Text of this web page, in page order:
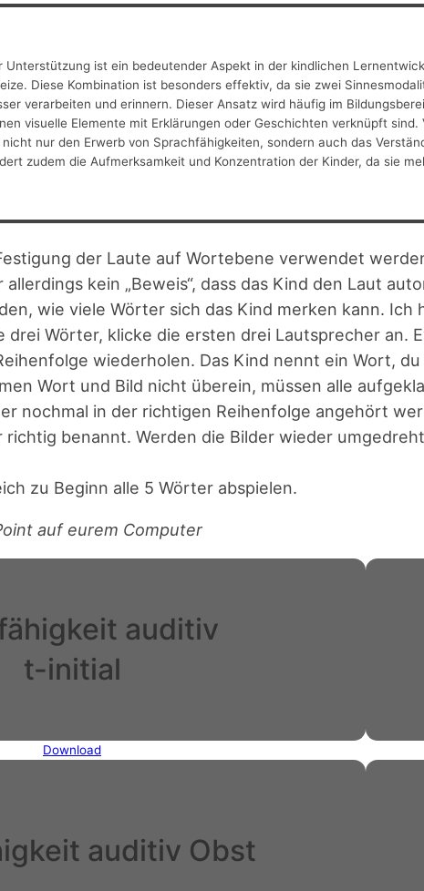
ist ein bedeutender Aspekt in der kindlichen
Diese Kombination ist besonders effektiv, da sie zwei
verarbeiten und erinnern. Dieser Ansatz wird häufig im
visuelle Elemente mit Erklärungen oder Geschichten verknüpft
nur den Erwerb von Sprachfähigkeiten, sondern auch das
zudem die Aufmerksamkeit und Konzentration der Kinder, da sie
der Laute auf Wortebene verwendet
kein „Beweis“, dass das Kind den Laut
wie viele Wörter sich das Kind merken kann.
drei Wörter, klicke die ersten drei Lautsprecher an.
wiederholen. Das Kind nennt ein Wort,
Wort und Bild nicht überein, müssen alle
nochmal in der richtigen Reihenfolge angehört
richtig benannt. Werden die Bilder wieder
zu Beginn alle 5 Wörter abspielen.
auf eurem Computer
auditiv
t-initial
Download
auditiv Obst